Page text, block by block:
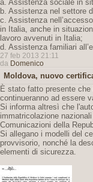
a. Assistenza sociale in
b. Assistenza nel settore
c. Assistenza
in Italia, anche in
lavoro avvenuti in Italia;
d. Assistenza familiari
27 feb 2013 21:11
da Domenico
Moldova, nuovo
È stato fatto presente
continueranno ad essere
Si informa altresì che
immatricolazione
Comunicazioni della
Si allegano i modelli del
provvisorio, nonché la
elementi di sicurezza.